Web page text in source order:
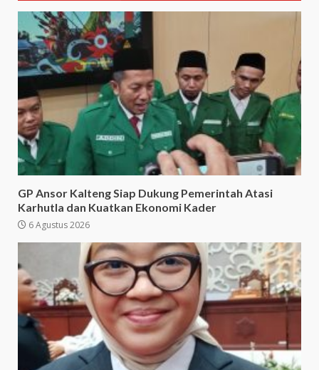
GP Ansor Kalteng Siap Dukung Pemerintah Atasi
Karhutla dan Kuatkan Ekonomi Kader
6 Agustus 2026